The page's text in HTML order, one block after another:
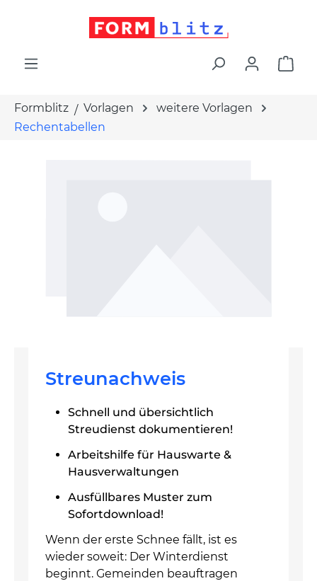
Formblitz Vorlagen
weitere Vorlagen
Rechentabellen
Streunachweis
Schnell und übersichtlich
Streudienst dokumentieren!
Arbeitshilfe für Hauswarte &
Hausverwaltungen
Ausfüllbares Muster zum
Sofortdownload!
Wenn der erste Schnee fällt, ist es
wieder soweit: Der Winterdienst
beginnt. Gemeinden beauftragen